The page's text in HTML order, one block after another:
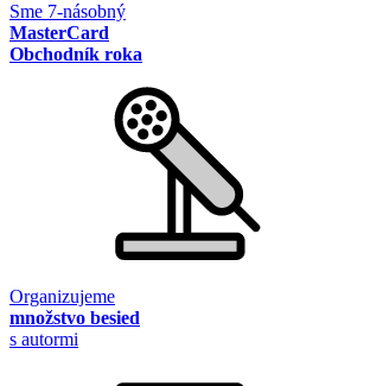
Sme 7-násobný
MasterCard
Obchodník roka
Organizujeme
množstvo besied
s autormi